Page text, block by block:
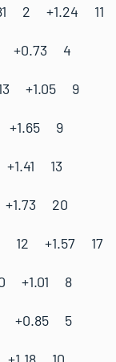
2 +1.24 11
+0.73 4
+1.05 9
+1.65 9
13
+1.73 20
12 +1.57 17
+1.01 8
+0.85 5